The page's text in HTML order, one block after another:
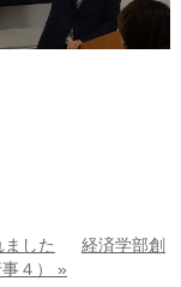
した
経済学部創
４） »